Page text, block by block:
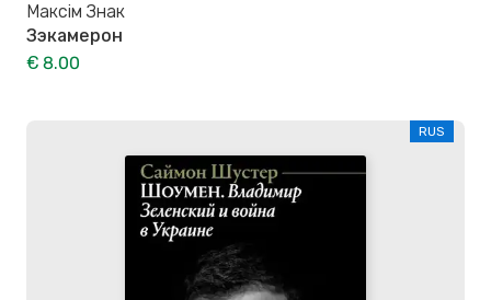
Максiм Знак
Зэкамерон
€ 8.00
RUS